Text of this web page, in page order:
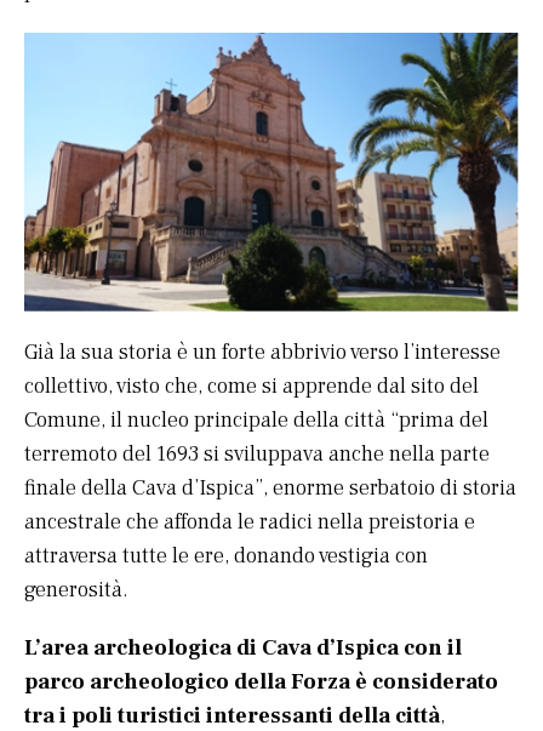
Già la sua storia è un forte abbrivio verso l’interesse
collettivo, visto che, come si apprende dal sito del
Comune, il nucleo principale della città “prima del
terremoto del 1693 si sviluppava anche nella parte
finale della Cava d’Ispica”, enorme serbatoio di storia
ancestrale che affonda le radici nella preistoria e
attraversa tutte le ere, donando vestigia con
generosità.
L’area archeologica di Cava d’Ispica con il
parco archeologico della Forza è considerato
tra i poli turistici interessanti della città,